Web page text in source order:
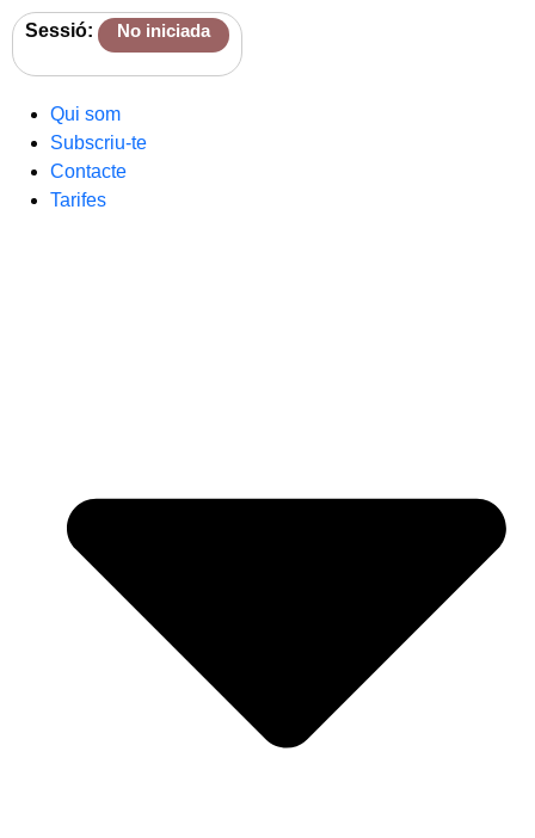
Sessió: No iniciada
Qui som
Subscriu-te
Contacte
Tarifes